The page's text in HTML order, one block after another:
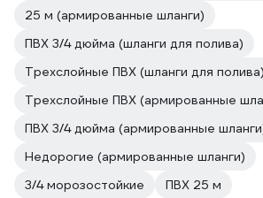
25 м (армированные шланги)
ПВХ 3/4 дюйма (шланги для полива)
Трехслойные ПВХ (шланги для полива)
Трехслойные ПВХ (армированные
ПВХ 3/4 дюйма (армированные
Недорогие (армированные шланги)
3/4 морозостойкие
ПВХ 25 м